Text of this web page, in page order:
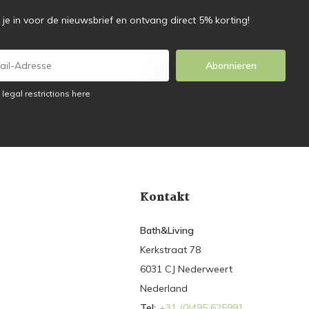
je in voor de nieuwsbrief en ontvang direct 5% korting!
Abonnieren
legal restrictions here
Kontakt
Bath&Living
Kerkstraat 78
6031 CJ Nederweert
Nederland